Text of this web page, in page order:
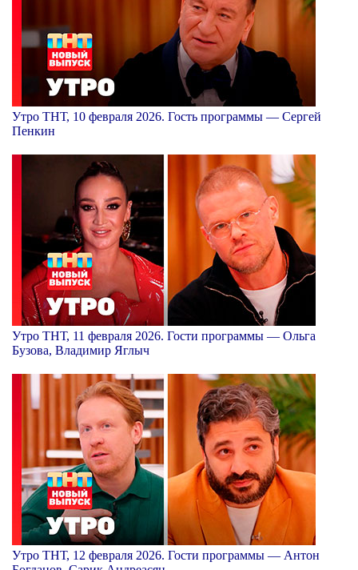
Утро ТНТ, 10 февраля 2026. Гость программы — Сергей
Пенкин
Утро ТНТ, 11 февраля 2026. Гости программы — Ольга
Бузова, Владимир Яглыч
Утро ТНТ, 12 февраля 2026. Гости программы — Антон